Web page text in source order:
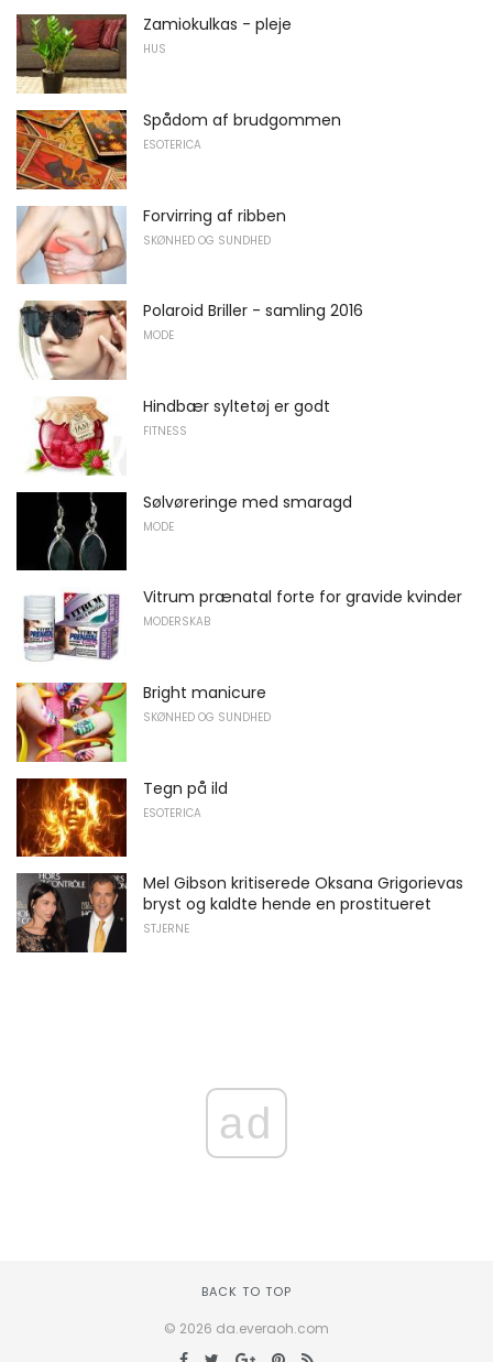
Zamiokulkas - pleje
HUS
Spådom af brudgommen
ESOTERICA
Forvirring af ribben
SKØNHED OG SUNDHED
Polaroid Briller - samling 2016
MODE
Hindbær syltetøj er godt
FITNESS
Sølvøreringe med smaragd
MODE
Vitrum prænatal forte for gravide kvinder
MODERSKAB
Bright manicure
SKØNHED OG SUNDHED
Tegn på ild
ESOTERICA
Mel Gibson kritiserede Oksana Grigorievas
bryst og kaldte hende en prostitueret
STJERNE
ad
BACK TO TOP
© 2026 da.everaoh.com